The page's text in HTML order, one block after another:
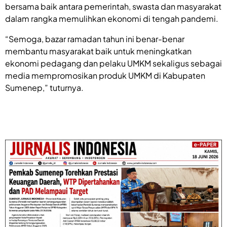
bersama baik antara pemerintah, swasta dan masyarakat
dalam rangka memulihkan ekonomi di tengah pandemi.
“Semoga, bazar ramadan tahun ini benar-benar
membantu masyarakat baik untuk meningkatkan
ekonomi pedagang dan pelaku UMKM sekaligus sebagai
media mempromosikan produk UMKM di Kabupaten
Sumenep,” tuturnya.